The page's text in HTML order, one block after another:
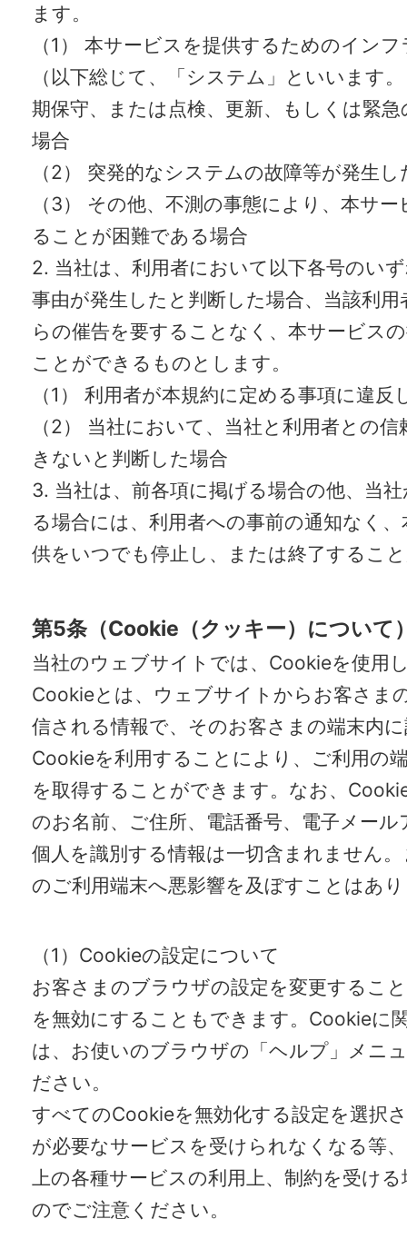
ます。
（1） 本サービスを提供するためのイン
（以下総じて、「システム」といいます
期保守、または点検、更新、もしくは緊
場合
（2） 突発的なシステムの故障等が発生し
（3） その他、不測の事態により、本サ
ることが困難である場合
2. 当社は、利用者において以下各号のい
事由が発生したと判断した場合、当該利
らの催告を要することなく、本サービス
ことができるものとします。
（1） 利用者が本規約に定める事項に違反
（2） 当社において、当社と利用者との
きないと判断した場合
3. 当社は、前各項に掲げる場合の他、当
る場合には、利用者への事前の通知なく
供をいつでも停止し、または終了するこ
第5条（Cookie（クッキー）について
当社のウェブサイトでは、Cookieを使用
Cookieとは、ウェブサイトからお客さま
信される情報で、そのお客さまの端末内
Cookieを利用することにより、ご利用の
を取得することができます。なお、
のお名前、ご住所、電話番号、電子メー
個人を識別する情報は一切含まれません
のご利用端末へ悪影響を及ぼすことはあ
（1）Cookieの設定について
お客さまのブラウザの設定を変更するこ
を無効にすることもできます。Cookieに
は、お使いのブラウザの「ヘルプ」メニ
ださい。
すべてのCookieを無効化する設定を選択
が必要なサービスを受けられなくなる等
上の各種サービスの利用上、制約を受け
のでご注意ください。